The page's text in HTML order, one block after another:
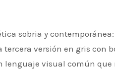
sobria y contemporánea:
versión en gris con
lenguaje visual común que